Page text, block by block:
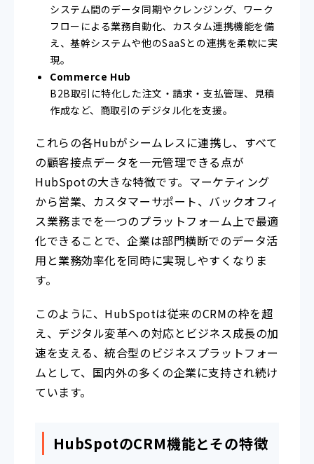
システム間のデータ同期やクレンジング、ワーク
フローによる業務自動化、カスタム連携機能を備
え、基幹システムや他のSaaSとの連携を柔軟に実
現。
Commerce Hub
B2B取引に特化した注文・請求・支払管理、見積
作成など、商取引のデジタル化を支援。
これらの各Hubがシームレスに連携し、すべて
の顧客接点データを一元管理できる点が
HubSpotの大きな特徴です。マーケティング
から営業、カスタマーサポート、バックオフィ
ス業務までを一つのプラットフォーム上で最適
化できることで、企業は部門横断でのデータ活
用と業務効率化を同時に実現しやすくなりま
す。
このように、HubSpotは従来のCRMの枠を超
え、デジタル変革への対応とビジネス成長の加
速を支える、統合型のビジネスプラットフォー
ムとして、国内外の多くの企業に支持され続け
ています。
HubSpotのCRM機能とその特徴